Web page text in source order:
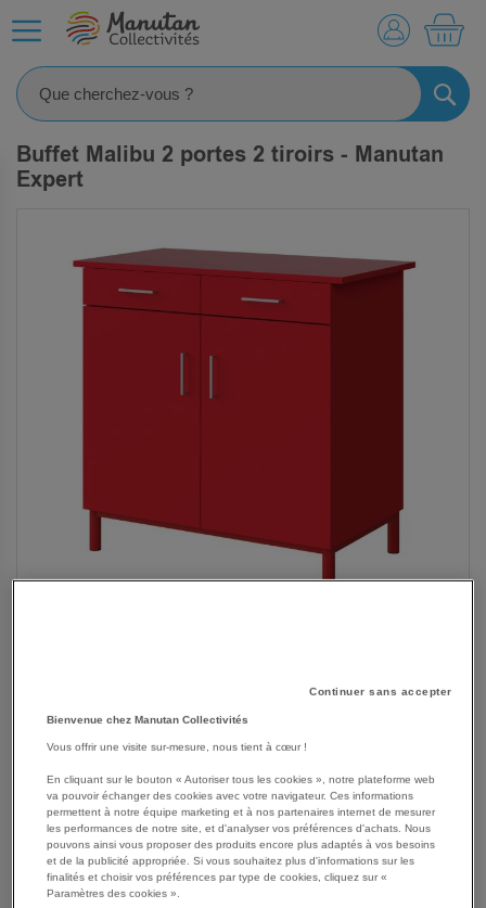
Buffet Malibu 2 portes 2 tiroirs - Manutan
Expert
SKIP
BEGINNING
IMAGES
GALLERY
Les avantages
Buffet Malibu avec plateau épaisseur 21 mm, finition
stratifié ABS.
Contrebalancement stratifié sous plateau blanc.
Struture bois mélaminé épaisseur 19 mm.
2 portes, 2 tiroirs, 1 tablette intermédiaire.
Continuer sans accepter
Bienvenue chez Manutan Collectivités
Vous offrir une visite sur-mesure, nous tient à cœur !
En cliquant sur le bouton « Autoriser tous les cookies », notre plateforme web
va pouvoir échanger des cookies avec votre navigateur. Ces informations
permettent à notre équipe marketing et à nos partenaires internet de mesurer
les performances de notre site, et d'analyser vos préférences d'achats. Nous
pouvons ainsi vous proposer des produits encore plus adaptés à vos besoins
et de la publicité appropriée. Si vous souhaitez plus d'informations sur les
finalités et choisir vos préférences par type de cookies, cliquez sur «
Paramètres des cookies ».